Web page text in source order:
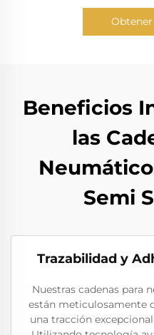
Beneficios
las
Semi
Trazabilidad y
Nuestras cadenas para
están meticulosamente
una tracción